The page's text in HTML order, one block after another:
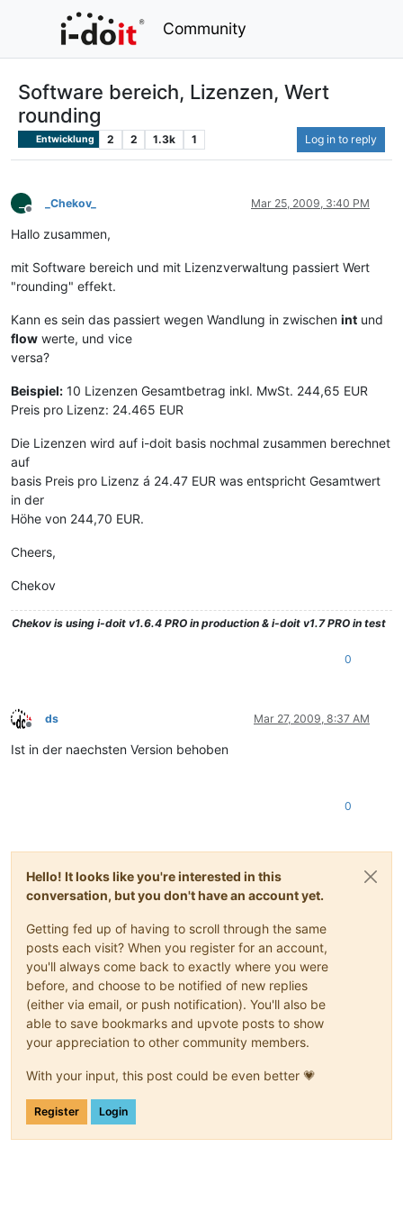
Community
Software bereich, Lizenzen, Wert
rounding
Entwicklung 2 2 1.3k 1 Log in to reply
Offline
_Chekov_ Mar 25, 2009, 3:40 PM
Hallo zusammen,
mit Software bereich und mit Lizenzverwaltung passiert Wert
"rounding" effekt.
Kann es sein das passiert wegen Wandlung in zwischen int und
flow werte, und vice
versa?
Beispiel: 10 Lizenzen Gesamtbetrag inkl. MwSt. 244,65 EUR
Preis pro Lizenz: 24.465 EUR
Die Lizenzen wird auf i-doit basis nochmal zusammen berechnet
auf
basis Preis pro Lizenz á 24.47 EUR was entspricht Gesamtwert
in der
Höhe von 244,70 EUR.
Cheers,
Chekov
Chekovis using i-doit v1.6.4 PRO in production & i-doit v1.7 PRO in test
0
Offline
ds Mar 27, 2009, 8:37 AM
Ist in der naechsten Version behoben
0
Hello! It looks like you're interested in this
conversation, but you don't have an account yet.
Getting fed up of having to scroll through the same
posts each visit? When you register for an account,
you'll always come back to exactly where you were
before, and choose to be notified of new replies
(either via email, or push notification). You'll also be
able to save bookmarks and upvote posts to show
your appreciation to other community members.
With your input, this post could be even better 💗
Register Login